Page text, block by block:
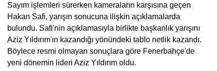
Sayım işlemleri sürerken kameraların karşısına geçen
Hakan Safi, yarışın sonucuna ilişkin açıklamalarda
bulundu. Safi'nin açıklamasıyla birlikte başkanlık yarışını
Aziz Yıldırım'ın kazandığı yönündeki tablo netlik kazandı.
Böylece resmi olmayan sonuçlara göre Fenerbahçe'de
yeni dönemin lideri Aziz Yıldırım oldu.